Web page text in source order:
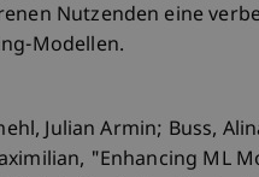
Nutzenden eine
Modellen.
Julian Armin; Buss,
"Enhancing ML